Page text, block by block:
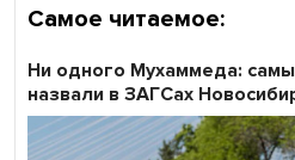
Самое читаемое:
Ни одного Мухаммеда:
назвали в ЗАГСах